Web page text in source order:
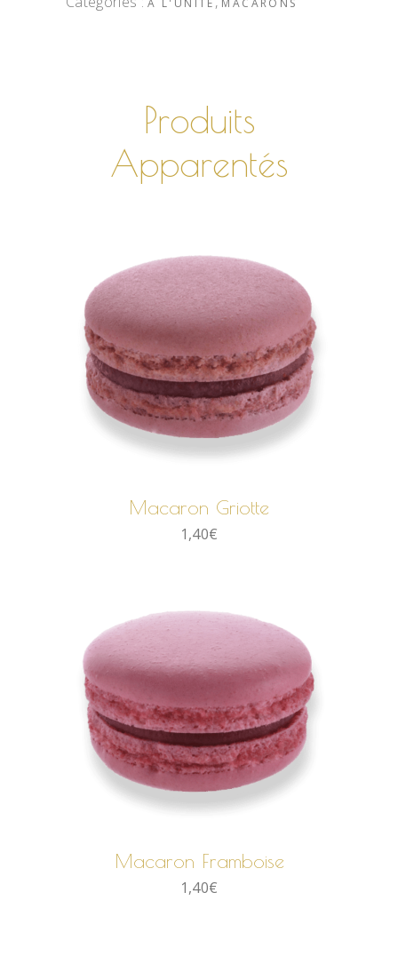
À L'UNITÉ MACARONS
Produits
Apparentés
Macaron Griotte
1,40€
AJOUTER AU PANIER
Macaron Framboise
1,40€